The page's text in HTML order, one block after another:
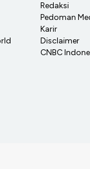
Redaksi
Pedoman
Karir
Disclaimer
CNBC